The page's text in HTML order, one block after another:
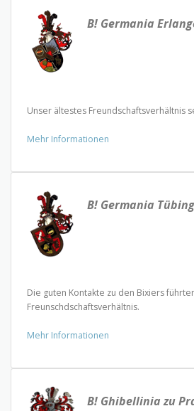
B! Germania
Unser ältestes Freundschaftsverhältnis
Mehr Informationen
B! Germania
Die guten Kontakte zu den Bixiers
Freunschdschaftsverhältnis.
Mehr Informationen
B! Ghibellinia zu